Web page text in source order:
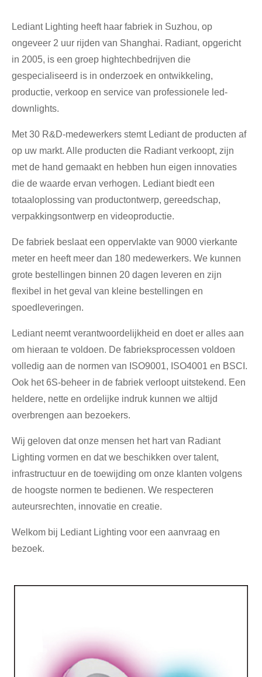
Lediant Lighting heeft haar fabriek in Suzhou, op
ongeveer 2 uur rijden van Shanghai. Radiant, opgericht
in 2005, is een groep hightechbedrijven die
gespecialiseerd is in onderzoek en ontwikkeling,
productie, verkoop en service van professionele led-
downlights.
Met 30 R&D-medewerkers stemt Lediant de producten af
op uw markt. Alle producten die Radiant verkoopt, zijn
met de hand gemaakt en hebben hun eigen innovaties
die de waarde ervan verhogen. Lediant biedt een
totaaloplossing van productontwerp, gereedschap,
verpakkingsontwerp en videoproductie.
De fabriek beslaat een oppervlakte van 9000 vierkante
meter en heeft meer dan 180 medewerkers. We kunnen
grote bestellingen binnen 20 dagen leveren en zijn
flexibel in het geval van kleine bestellingen en
spoedleveringen.
Lediant neemt verantwoordelijkheid en doet er alles aan
om hieraan te voldoen. De fabrieksprocessen voldoen
volledig aan de normen van ISO9001, ISO4001 en BSCI.
Ook het 6S-beheer in de fabriek verloopt uitstekend. Een
heldere, nette en ordelijke indruk kunnen we altijd
overbrengen aan bezoekers.
Wij geloven dat onze mensen het hart van Radiant
Lighting vormen en dat we beschikken over talent,
infrastructuur en de toewijding om onze klanten volgens
de hoogste normen te bedienen. We respecteren
auteursrechten, innovatie en creatie.
Welkom bij Lediant Lighting voor een aanvraag en
bezoek.